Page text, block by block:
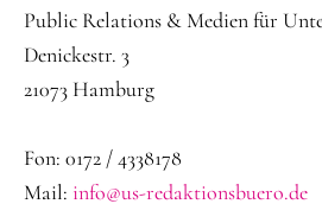
Public Relations & Medien für
Denickestr. 3
21073 Hamburg
Fon: 0172 / 4338178
Mail: info@us-redaktionsbuero.de